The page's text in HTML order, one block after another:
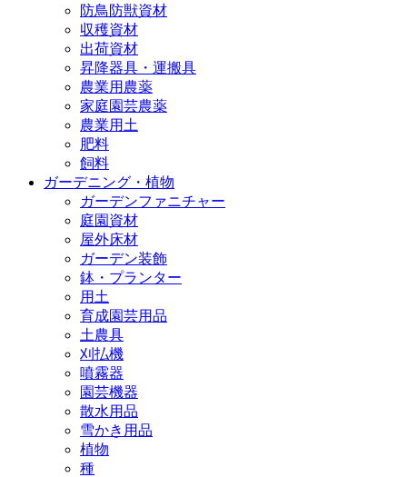
防鳥防獣資材
収穫資材
出荷資材
昇降器具・運搬具
農業用農薬
家庭園芸農薬
農業用土
肥料
飼料
ガーデニング・植物
ガーデンファニチャー
庭園資材
屋外床材
ガーデン装飾
鉢・プランター
用土
育成園芸用品
土農具
刈払機
噴霧器
園芸機器
散水用品
雪かき用品
植物
種